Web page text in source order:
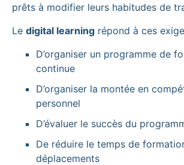
prêts à modifier leurs habitudes de
Le digital learning répond à ces
D’organiser un programme de
continue
D’organiser la montée en
personnel
D’évaluer le succès du
De réduire le temps de
déplacements